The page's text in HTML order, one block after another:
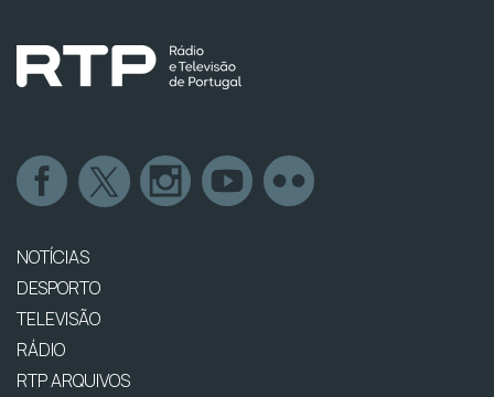
NOTÍCIAS
DESPORTO
TELEVISÃO
RÁDIO
RTP ARQUIVOS